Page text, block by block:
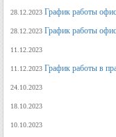
28.12.2023 График работы
28.12.2023 График работы
11.12.2023
11.12.2023 График работы в
24.10.2023
18.10.2023
10.10.2023